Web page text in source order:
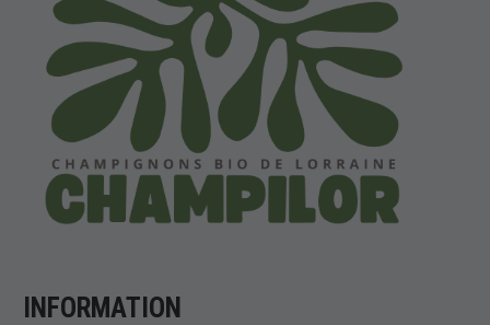
INFORMATION